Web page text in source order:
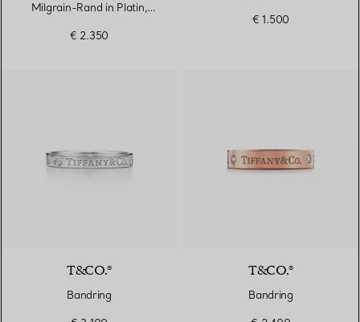
Milgrain-Rand in Platin,
€ 2.350
€ 1.500
T&CO.®
Bandring
T&CO.®
Bandring